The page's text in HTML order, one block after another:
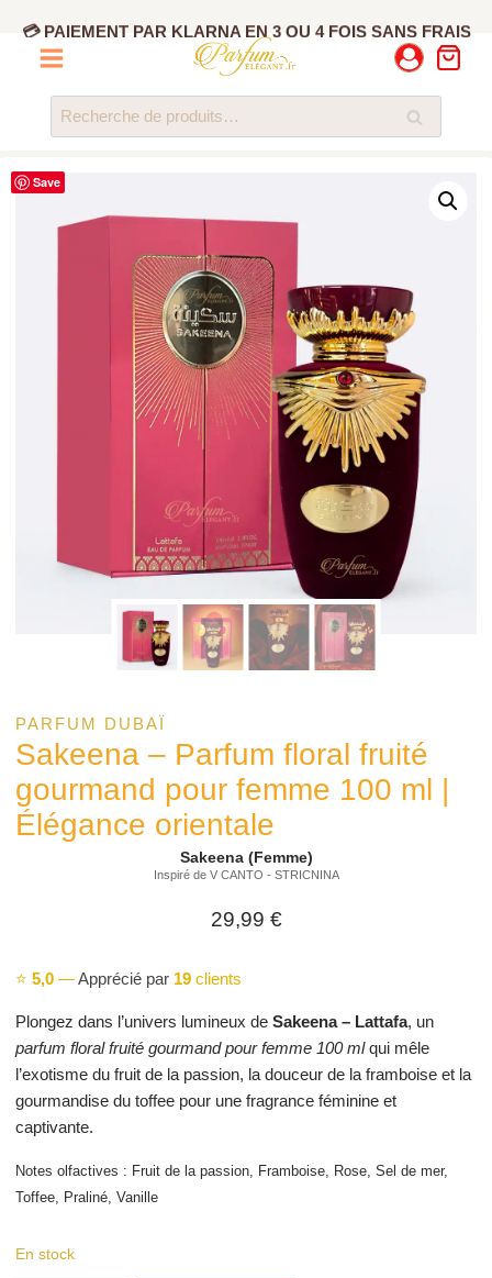
contenu
💳 PAIEMENT PAR KLARNA EN 3 OU 4 FOIS SANS FRAIS
Recherche
pour :
Recherche
Save
PARFUM DUBAÏ
Sakeena – Parfum floral fruité
gourmand pour femme 100 ml |
Élégance orientale
Sakeena (Femme)
Inspiré de V CANTO - STRICNINA
29,99 €
⭐ 5,0—Apprécié par 19clients
Plongez dans l’univers lumineux de Sakeena – Lattafa, un
parfum floral fruité gourmand pour femme 100 mlqui mêle
l’exotisme du fruit de la passion, la douceur de la framboise et la
gourmandise du toffee pour une fragrance féminine et
captivante.
Notes olfactives : Fruit de la passion, Framboise, Rose, Sel de mer,
Toffee, Praliné, Vanille
En stock